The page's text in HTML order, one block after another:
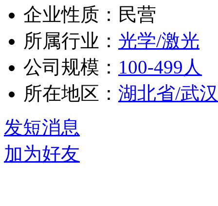
企业性质：民营
所属行业： 光学/激光
公司规模： 100-499人
所在地区： 湖北省/武
发短消息
加为好友